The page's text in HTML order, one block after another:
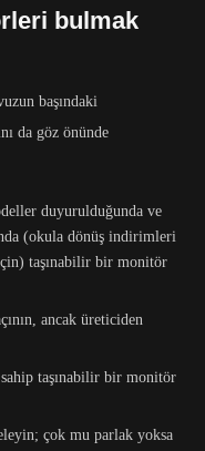
bulmak
başındaki
da göz önünde
duyurulduğunda ve
(okula dönüş indirimleri
taşınabilir bir monitör
ancak üreticiden
taşınabilir bir monitör
çok mu parlak yoksa